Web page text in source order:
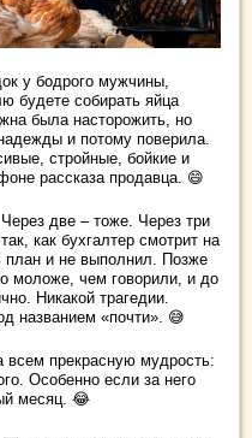
у бодрого мужчины,
будете собирать яйца
была насторожить, но
и потому поверила.
стройные, бойкие и
рассказа продавца. 😄
две – тоже. Через три
как бухгалтер смотрит на
план и не выполнил. Позже
моложе, чем говорили, и до
Никакой трагедии.
названием «почти». 😅
всем прекрасную мудрость:
Особенно если за него
месяц. 😂